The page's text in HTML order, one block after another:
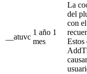
__atuvc
1 año 1
mes
La
del
con
Estos